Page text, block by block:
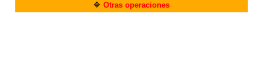
🔷 Otras operaciones